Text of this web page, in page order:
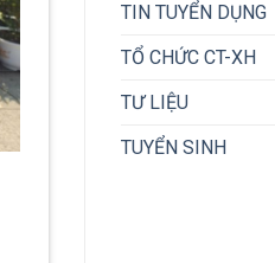
TIN TUYỂN DỤNG
TỔ CHỨC CT-XH
TƯ LIỆU
TUYỂN SINH